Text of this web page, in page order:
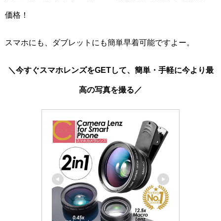
価格！
スマホにも、ダブレットにも簡単早着可能ですよー。
＼今すぐスマホレンズをGETして、簡単・手軽に今より最
高の写真を撮る／